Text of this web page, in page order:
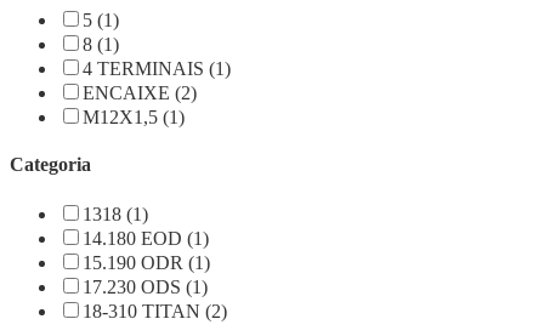
5 (1)
8 (1)
4 TERMINAIS (1)
ENCAIXE (2)
M12X1,5 (1)
Categoria
1318 (1)
14.180 EOD (1)
15.190 ODR (1)
17.230 ODS (1)
18-310 TITAN (2)